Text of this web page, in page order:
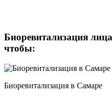
Биоревитализация
чтобы:
Биоревитализация в Самаре